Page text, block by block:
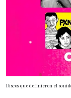
Discos que definieron el